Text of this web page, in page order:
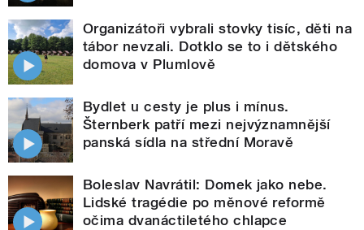
Organizátoři vybrali stovky tisíc, děti na
tábor nevzali. Dotklo se to i dětského
domova v Plumlově
Bydlet u cesty je plus i mínus.
Šternberk patří mezi nejvýznamnější
panská sídla na střední Moravě
Boleslav Navrátil: Domek jako nebe.
Lidské tragédie po měnové reformě
očima dvanáctiletého chlapce